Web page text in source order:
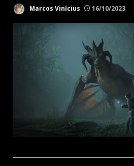
Marcos Vinícius 16/10/2023